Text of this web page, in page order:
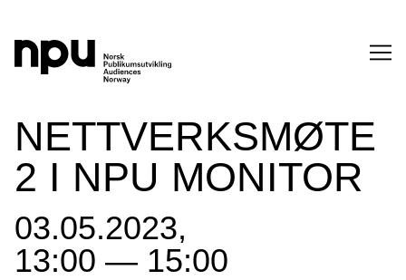
SØK
NETTVERKSMØTE
2 I NPU MONITOR
03.05.2023,
13:00 — 15:00